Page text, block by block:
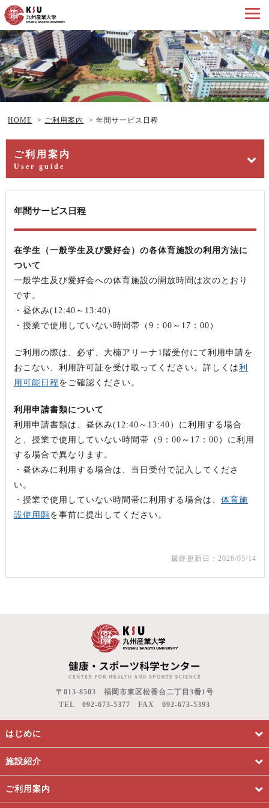
HOME > ご利用案内 >年間サービス日程
ご利用案内
User guide
年間サービス日程
在学生（一般学生及び愛好会）の各体育施設の利用方法に
ついて
一般学生及び愛好会への体育施設の開放時間は次のとおり
です。
・昼休み(12:40～13:40）
・授業で使用していない時間帯（9：00～17：00）
ご利用の際は、必ず、大楠アリーナ1階受付にて利用申請を
おこない、利用許可証を受け取ってください。詳しくは利
用可能日程 をご確認ください。
利用申請書類について
利用申請書類は、昼休み(12:40～13:40）に利用する場合
と、授業で使用していない時間帯（9：00～17：00）に利用
する場合で異なります。
・昼休みに利用する場合は、当日受付で記入してくださ
い。
・授業で使用していない時間帯に利用する場合は、 体育施
設使用願を事前に提出してください。
最終更新日：2026/05/14
〒813-8503 福岡市東区松香台二丁目3番1号
TEL 092-673-5377 FAX 092-673-5393
はじめに
施設紹介
ご利用案内